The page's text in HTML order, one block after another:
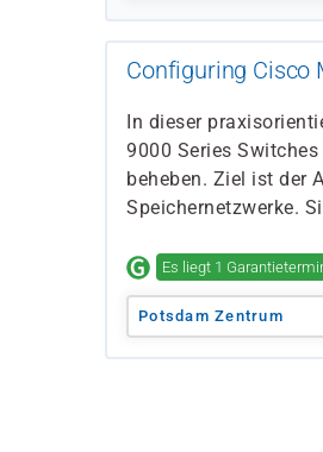
Configuring Cisco
In dieser
9000 Series
beheben. Ziel ist der
Speichernetzwerke.
Es liegt 1
Potsdam Zentrum